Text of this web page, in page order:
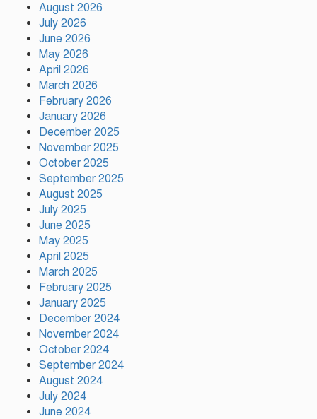
মির্জা ফখরুলই বিএনপির রাষ্ট্রপতি
প্রার্থী, ঘোষণা বুধবার
August 2026
July 2026
June 2026
May 2026
April 2026
March 2026
February 2026
January 2026
December 2025
November 2025
October 2025
September 2025
August 2025
July 2025
June 2025
May 2025
April 2025
March 2025
February 2025
January 2025
December 2024
November 2024
October 2024
September 2024
August 2024
July 2024
June 2024